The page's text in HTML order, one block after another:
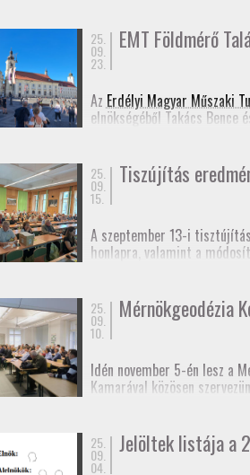
Meghívó
25.
09.
23.
EMT Földmérő
Az Erdélyi Magyar Műszaki
elnökségéből Takács
25.
09.
15.
Tiszújítás
A szeptember 13-i
honlapra, valamint a
25.
09.
10.
Mérnökgeodézia
Idén november 5-én lesz a
Kamarával közösen
Várjuk még előadók
25.
09.
04.
Jelöltek listája a